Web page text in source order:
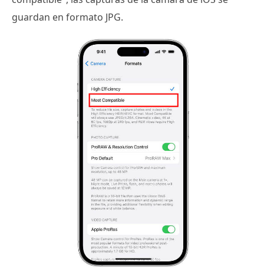
guardan en formato JPG.